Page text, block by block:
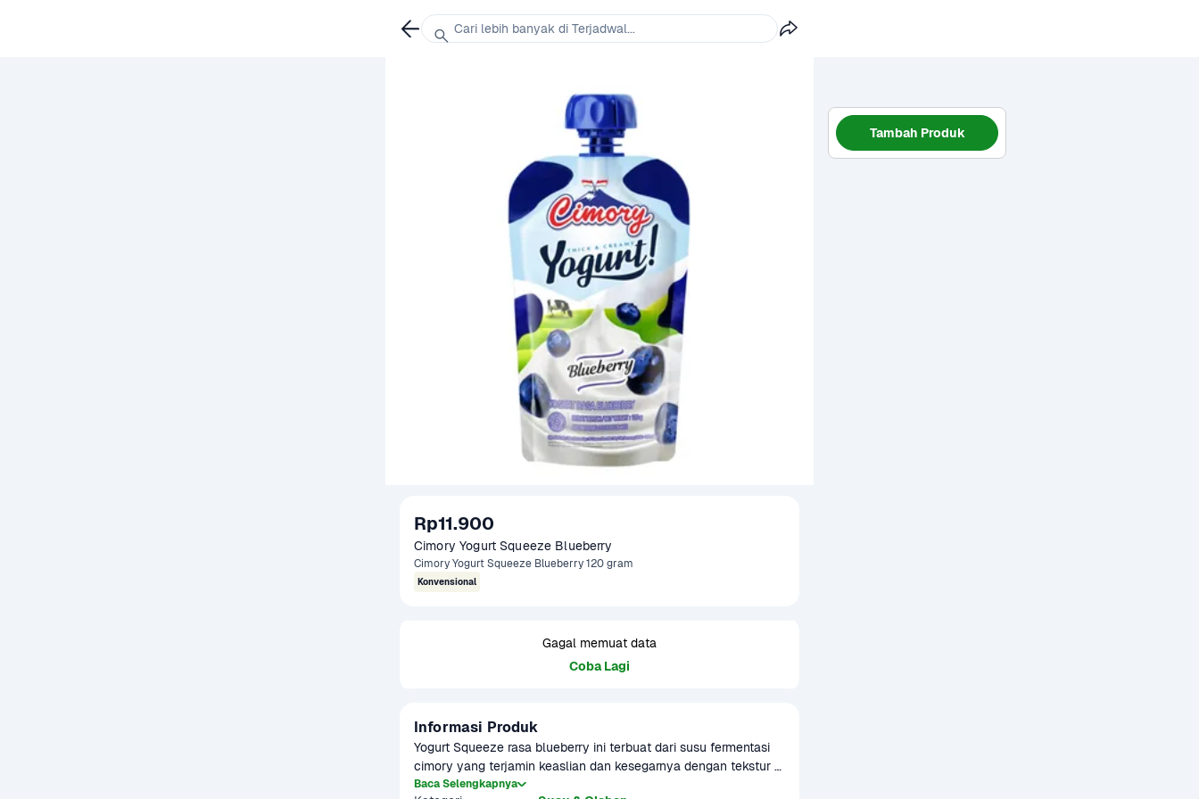
Rp11.900
Cimory Yogurt Squeeze Blueberry
Cimory Yogurt Squeeze Blueberry 120 gram
Konvensional
Gagal memuat data
Coba Lagi
Informasi Produk
Yogurt Squeeze rasa blueberry ini terbuat dari susu fermentasi
cimory yang terjamin keaslian dan kesegarnya dengan tekstur
yang kental dan lembut! Yogurt Squeeze hadir dalam kemasan
Baca Selengkapnya
Tambah Produk
Cari lebih banyak di Terjadwal...